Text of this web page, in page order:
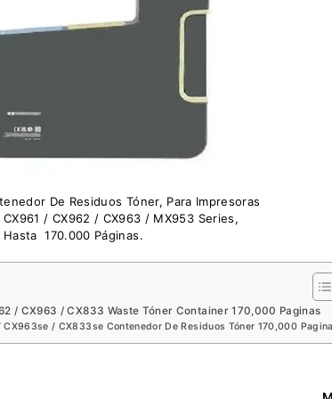
De Residuos Tóner, Para Impresoras
/ CX962 / CX963 / MX953 Series,
170.000 Páginas.
/ CX963 / CX833 Waste Tóner Container 170,000 Paginas
/ CX833se Contenedor De Residuos Tóner 170,000